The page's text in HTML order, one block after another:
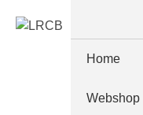
Home
Webshop